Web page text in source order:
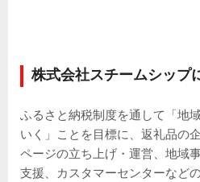
株式会社スチームシップ
ふるさと納税制度を通して「地
いく」ことを目標に、返礼品の
ページの立ち上げ・運営、地域
支援、カスタマーセンターなど